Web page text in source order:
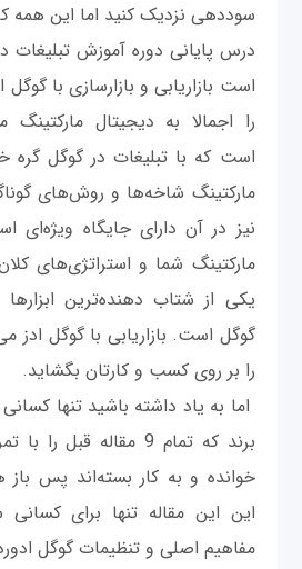
سوددهی نزدیک کنید اما این همه
درس پایانی دوره آموزش
است بازاریابی و بازارسازی با
را اجمالا به دیجیتال
است که با تبلیغات در گوگل گره
مارکتینگ شاخه‌ها و روش‌های
نیز در آن دارای جایگاه ویژه‌ای
مارکتینگ شما و استراتژی‌های
یکی از شتاب دهنده‌ترین
گوگل است. بازاریابی با گوگل ادز
را بر روی کسب و کارتان بگشاید.
اما به یاد داشته باشید تنها
برند که تمام 9 مقاله
خوانده و به کار بسته‌اند پس
این این مقاله تنها برای
مفاهیم اصلی و تنظیمات گوگل